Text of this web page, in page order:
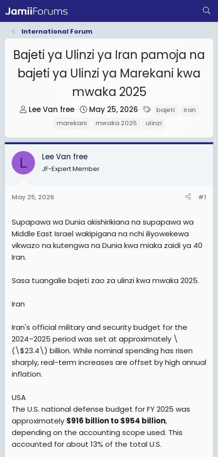
International Forum
Bajeti ya Ulinzi ya Iran pamoja na
bajeti ya Ulinzi ya Marekani kwa
mwaka 2025
T
e
a
d
a
t
e
r
Lee Van free
S
r
d
May 25, 2026
a
s
bajeti
iran
marekani
mwaka 2025 ulinzi
L Lee Van free
JF-Expert Member
May 25, 2026 #1
Supapawa wa Dunia akishirikiana na supapawa wa
Middle East Israel wakipigana na nchi iliyowekewa
vikwazo na kutengwa na Dunia kwa miaka zaidi ya 40
Iran.
Sasa tuangalie bajeti zao za ulinzi kwa mwaka 2025.
Iran
Iran's official military and security budget for the
2024–2025 period was set at approximately \
(\$23.4\) billion. While nominal spending has risen
sharply, real-term increases are offset by high annual
inflation.
USA
The U.S. national defense budget for FY 2025 was
approximately $916 billion to $954 billion,
depending on the accounting scope used. This
accounted for about 13% of the total U.S.